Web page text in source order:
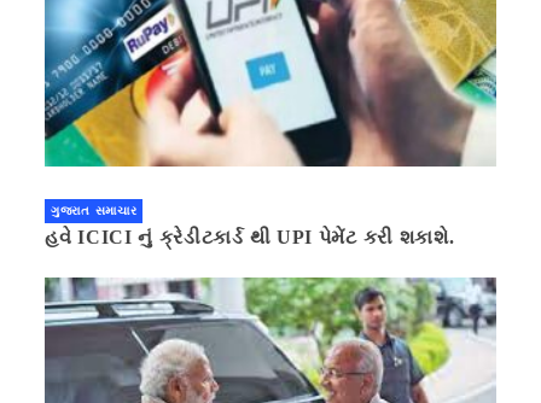
ગુજરાત સમાચાર
હવે ICICI નું ક્રેડીટકાર્ડ થી UPI પેમેંટ કરી શકાશે.